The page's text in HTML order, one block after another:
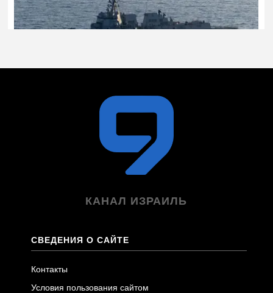
КАНАЛ ИЗРАИЛЬ
СВЕДЕНИЯ О САЙТЕ
Контакты
Условия пользования сайтом